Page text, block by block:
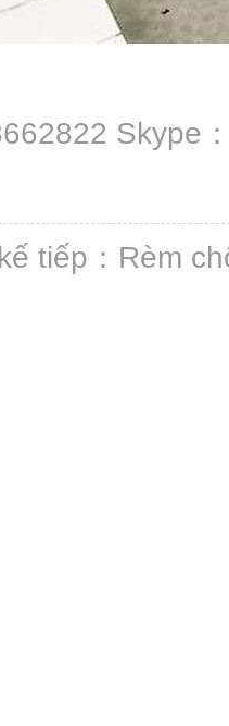
Skype
tiếp： Rèm